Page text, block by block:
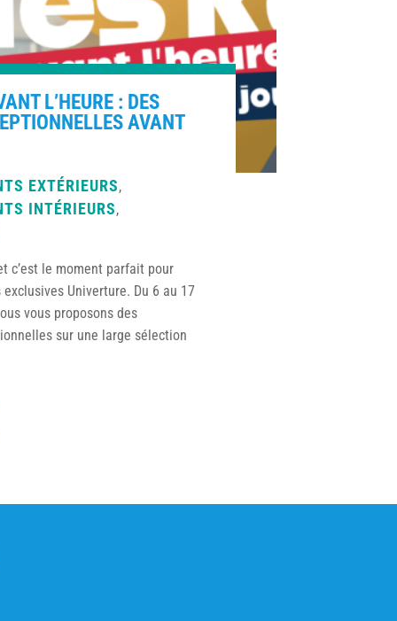
L’HEURE : DES
AVANT
EXTÉRIEURS,
INTÉRIEURS,
c’est le moment parfait pour
Univerture. Du 6 au 17
vous proposons des
sur une large sélection